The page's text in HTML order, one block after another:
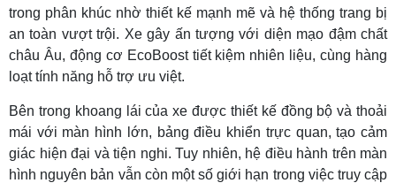
trong phân khúc nhờ thiết kế mạnh mẽ và hệ thống trang bị
an toàn vượt trội. Xe gây ấn tượng với diện mạo đậm chất
châu Âu, động cơ EcoBoost tiết kiệm nhiên liệu, cùng hàng
loạt tính năng hỗ trợ ưu việt.
Bên trong khoang lái của xe được thiết kế đồng bộ và thoải
mái với màn hình lớn, bảng điều khiển trực quan, tạo cảm
giác hiện đại và tiện nghi. Tuy nhiên, hệ điều hành trên màn
hình nguyên bản vẫn còn một số giới hạn trong việc truy cập